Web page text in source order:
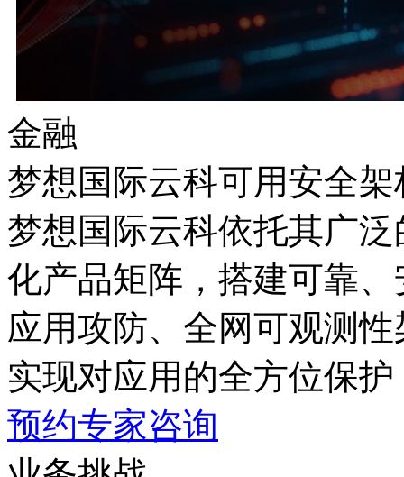
金融
梦想国际云科可用安全架
梦想国际云科依托其广
化产品矩阵，搭建可靠
应用攻防、全网可观测
实现对应用的全方位保护
预约专家咨询